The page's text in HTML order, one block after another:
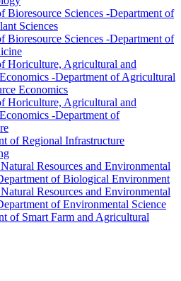
Bioresource Sciences -Department of
Sciences
Bioresource Sciences -Department of
Horiculture, Agricultural and
-Department of Agricultural
Economics
Horiculture, Agricultural and
-Department of
of Regional Infrastructure
Resources and Environmental
of Biological Environment
Resources and Environmental
of Environmental Science
of Smart Farm and Agricultural